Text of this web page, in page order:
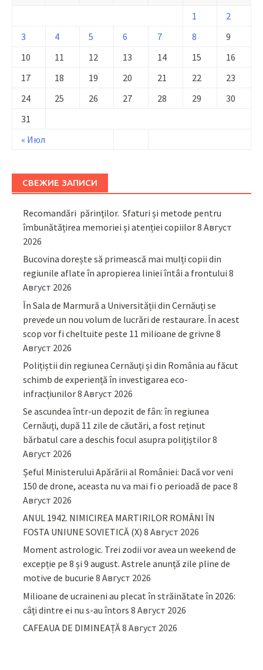
« Июл
1
2
3
4 5 6 7 8
9
10
11 12 13 14 15
16
17
18 19 20 21 22
23
24
25 26 27 28 29
30
31
СВЕЖИЕ ЗАПИСИ
Recomandări părinţilor. Sfaturi și metode pentru
îmbunătățirea memoriei și atenției copiilor8 Август
2026
Bucovina dorește să primească mai mulți copii din
regiunile aflate în apropierea liniei întâi a frontului 8
Август 2026
În Sala de Marmură a Universității din Cernăuți se
prevede un nou volum de lucrări de restaurare. În acest
scop vor fi cheltuite peste 11 milioane de grivne 8
Август 2026
Polițiștii din regiunea Cernăuți și din România au făcut
schimb de experiență în investigarea eco-
infracțiunilor8 Август 2026
Se ascundea într-un depozit de fân: în regiunea
Cernăuți, după 11 zile de căutări, a fost reținut
bărbatul care a deschis focul asupra polițiștilor8
Август 2026
Șeful Ministerului Apărării al României: Dacă vor veni
150 de drone, aceasta nu va mai fi o perioadă de pace 8
Август 2026
ANUL 1942. NIMICIREA MARTIRILOR ROMÂNI ÎN
FOSTA UNIUNE SOVIETICĂ (X) 8 Август 2026
Moment astrologic. Trei zodii vor avea un weekend de
excepție pe 8 și 9 august. Astrele anunță zile pline de
motive de bucurie 8 Август 2026
Milioane de ucraineni au plecat în străinătate în 2026:
câți dintre ei nu s-au întors 8 Август 2026
CAFEAUA DE DIMINEAȚĂ8 Август 2026